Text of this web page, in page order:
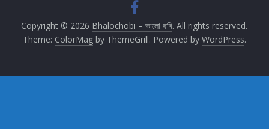
Copyright © 2026 Bhalochobi – ভালো ছবি. All rights reserved.
Theme: ColorMagby ThemeGrill. Powered by WordPress.